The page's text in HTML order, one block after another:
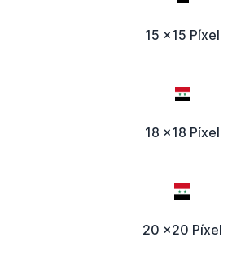
15 x15 Píxel
18 x18 Píxel
20 x20 Píxel